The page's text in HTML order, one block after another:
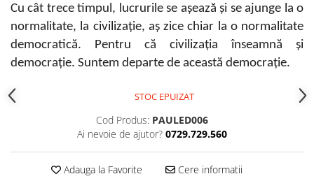
Cu cât trece timpul, lucrurile se așează și se ajunge la o
normalitate, la civilizație, aș zice chiar la o normalitate
democratică. Pentru că civilizația înseamnă și
democrație. Suntem departe de această democrație.
STOC EPUIZAT
Cod Produs: PAULED006
Ai nevoie de ajutor? 0729.729.560
Adauga la Favorite Cere informatii